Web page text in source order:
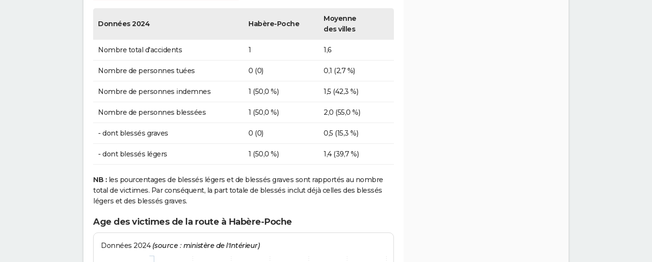
Données 2024 Habère-Poche
Moyenne
des villes
Nombre total d'accidents 1 1,6
Nombre de personnes tuées 0 (0) 0,1 (2,7 %)
Nombre de personnes indemnes 1 (50,0 %) 1,5 (42,3 %)
Nombre de personnes blessées 1 (50,0 %) 2,0 (55,0 %)
- dont blessés graves 0 (0) 0,5 (15,3 %)
- dont blessés légers 1 (50,0 %) 1,4 (39,7 %)
NB : les pourcentages de blessés légers et de blessés graves sont rapportés au nombre
total de victimes. Par conséquent, la part totale de blessés inclut déjà celles des blessés
légers et des blessés graves.
Age des victimes de la route à Habère-Poche
Données 2024 (source : ministère de l'Intérieur)